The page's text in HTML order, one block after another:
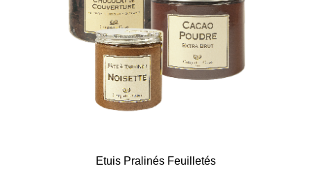
Etuis Pralinés Feuilletés